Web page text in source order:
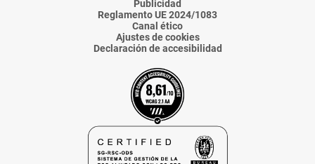
Publicidad
Reglamento UE 2024/1083
Canal ético
Ajustes de cookies
Declaración de accesibilidad